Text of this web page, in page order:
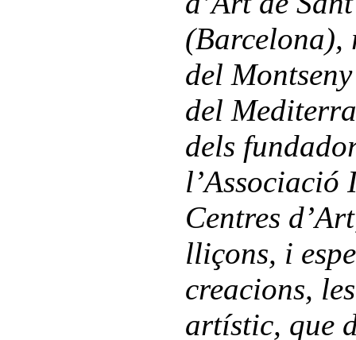
del
del
dels
l’Associació
Centres
lliçons, i
creacions,
artístic, que